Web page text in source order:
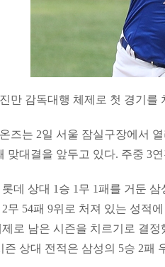
만 감독대행 체제로 첫 경기를
즈는 2일 서울 잠실구장에서
맞대결을 앞두고 있다. 주중 3
데 상대 1승 1무 1패를 거둔
2무 54패 9위로 처져 있는 성적
로 남은 시즌을 치르기로 결
즌 상대 전적은 삼성의 5승 2패